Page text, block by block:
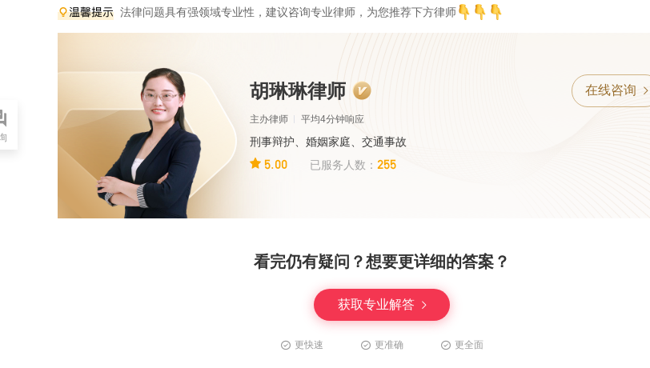
法律问题具有强领域专业性，建议咨询专业律师，为您推荐下方律师
胡琳琳律师
主办律师 平均4分钟响应
刑事辩护、婚姻家庭、交通事故
5.00 已服务人数： 255
在线咨询
看完仍有疑问？想要更详细的答案？
获取专业解答
更快速 更准确 更全面